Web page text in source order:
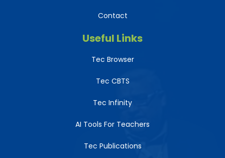
Contact
Useful Links
Tec Browser
Tec CBTS
Tec Infinity
AI Tools For Teachers
Tec Publications